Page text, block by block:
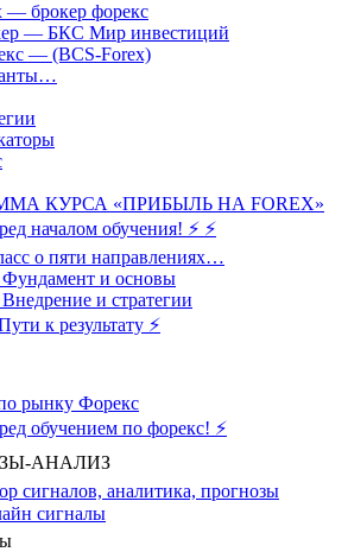
— брокер форекс
— БКС Мир инвестиций
— (BCS-Forex)
КУРСА «ПРИБЫЛЬ НА FOREX»
началом обучения! ⚡ ⚡
о пяти направлениях…
и основы
и стратегии
к результату ⚡️
рынку Форекс
обучением по форекс! ⚡
АНАЛИЗ
сигналов, аналитика, прогнозы
сигналы